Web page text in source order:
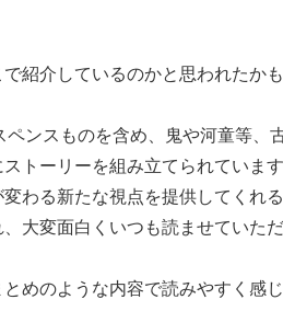
紹介しているのかと思われたか
ンスものを含め、鬼や河童等、
トーリーを組み立てられています
わる新たな視点を提供してくれ
大変面白くいつも読ませていた
めのような内容で読みやすく感